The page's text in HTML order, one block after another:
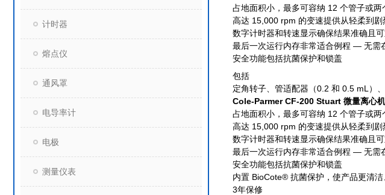
计时器
熔点仪
通风罩
电导率计
电极
测量仪表
占地面积小，最多可容纳 12 个管子或两
高达 15,000 rpm 的变速提供从轻柔到
数字计时器和转速显示确保结果准确且
最后一次运行内存非常适合例程 — 无需
安全功能包括抗菌保护和锁盖
包括
定角转子、管适配器（0.2 和 0.5 mL）
Cole-Parmer CF-200 Stuart 微量离心机
占地面积小，最多可容纳 12 个管子或两
高达 15,000 rpm 的变速提供从轻柔到
数字计时器和转速显示确保结果准确且
最后一次运行内存非常适合例程 — 无需
安全功能包括抗菌保护和锁盖
内置 BioCote® 抗菌保护，使产品更清洁
3年保修